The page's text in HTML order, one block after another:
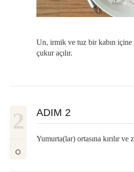
Un, irmik ve tuz bir kabın içine
çukur açılır.
2 ADIM 2
Yumurta(lar) ortasına kırılır ve